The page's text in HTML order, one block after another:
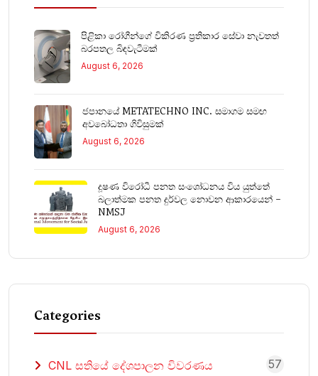
පිළිකා රෝගීන්ගේ විකිරණ ප්‍රතිකාර සේවා නැවතත්
බරපතල බිඳවැටීමක්
August 6, 2026
ජපානයේ METATECHNO INC. සමාගම සමඟ
අවබෝධතා ගිවිසුමක්
August 6, 2026
දූෂණ විරෝධී පනත සංශෝධනය විය යුත්තේ
බලාත්මක පනත දුර්වල නොවන ආකාරයෙන් –
NMSJ
August 6, 2026
Categories
CNL සතියේ දේශපාලන විවරණය 57